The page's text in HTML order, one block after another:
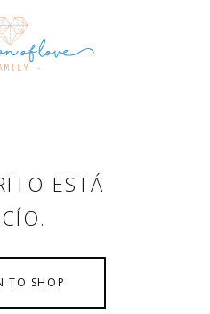
ESTÁ
TO SHOP